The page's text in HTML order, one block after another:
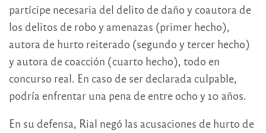
partícipe necesaria del delito de daño y coautora de
los delitos de robo y amenazas (primer hecho),
autora de hurto reiterado (segundo y tercer hecho)
y autora de coacción (cuarto hecho), todo en
concurso real. En caso de ser declarada culpable,
podría enfrentar una pena de entre ocho y 10 años.
En su defensa, Rial negó las acusaciones de hurto de